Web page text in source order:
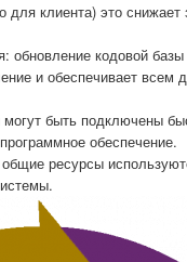
клиента) это
обновление кодовой
и обеспечивает всем
быть подключены
обеспечение.
ресурсы